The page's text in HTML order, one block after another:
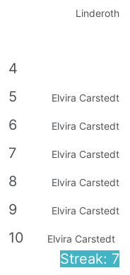
Linderoth
4
5 Elvira Carstedt
6 Elvira Carstedt
7 Elvira Carstedt
8 Elvira Carstedt
9 Elvira Carstedt
10 Elvira Carstedt
Streak: 7